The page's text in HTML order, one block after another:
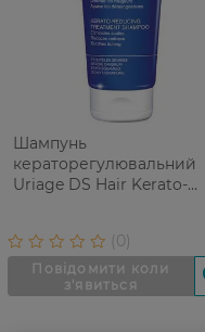
Шампунь
кераторегулювальний
Uriage DS Hair Kerato-